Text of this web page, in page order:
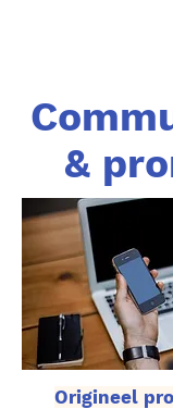
&
Origineel